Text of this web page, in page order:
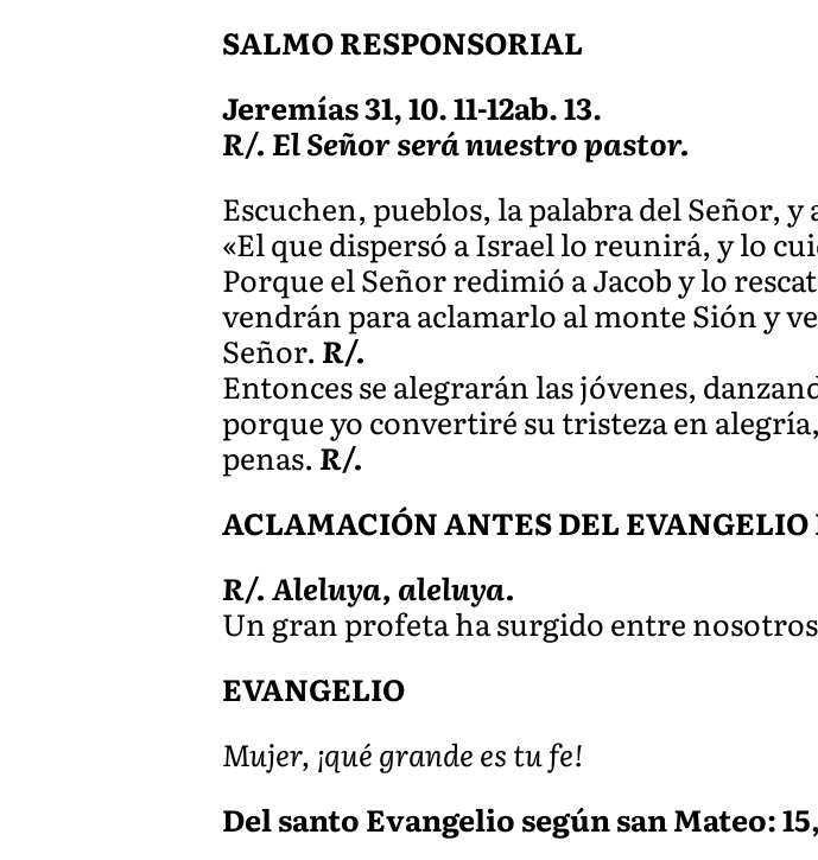
SALMO RESPONSORIAL
Jeremías 31, 10. 11-12ab. 13.
R/. El Señor será nuestro pastor.
Escuchen, pueblos, la palabra del Señor,
«El que dispersó a Israel lo reunirá, y lo
Porque el Señor redimió a Jacob y lo
vendrán para aclamarlo al monte Sión y
Señor.R/.
Entonces se alegrarán las jóvenes,
porque yo convertiré su tristeza en
penas.R/.
ACLAMACIÓN ANTES DEL EVANGELIO
R/. Aleluya, aleluya.
Un gran profeta ha surgido entre
EVANGELIO
Mujer, ¡qué grande es tu fe!
Del santo Evangelio según san Mateo: 15,